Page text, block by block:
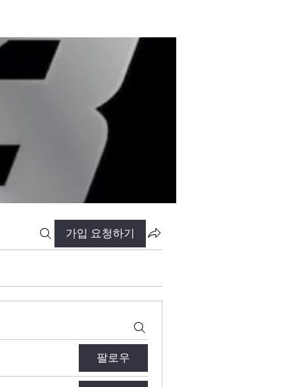
가입 요청하기
팔로우